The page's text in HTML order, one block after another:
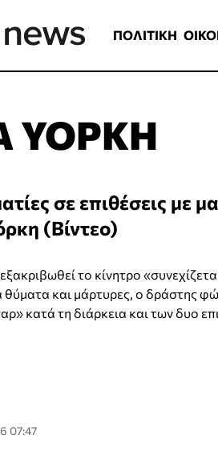
ΠΟΛΙΤΙΚΗ
ΥΟΡΚΗ
σε επιθέσεις με
(Βίντεο)
το κίνητρο
και μάρτυρες, ο δράστης
κατά τη διάρκεια και των δυο
07:47